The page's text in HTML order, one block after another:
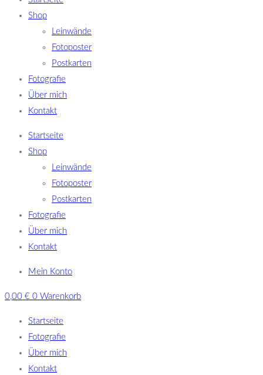
Shop
Leinwände
Fotoposter
Postkarten
Fotografie
Über mich
Kontakt
Startseite
Shop
Leinwände
Fotoposter
Postkarten
Fotografie
Über mich
Kontakt
Mein Konto
0,00 € 0 Warenkorb
Startseite
Fotografie
Über mich
Kontakt